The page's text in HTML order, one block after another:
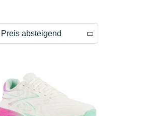
Preis absteigend
Preis aufsteigend